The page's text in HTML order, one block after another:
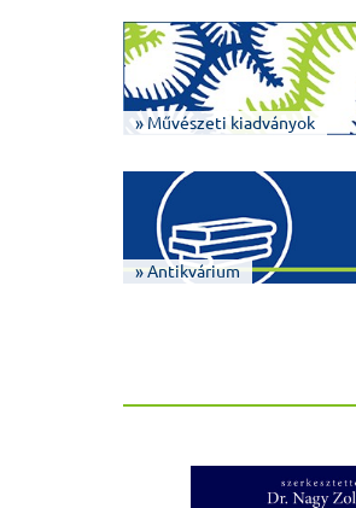
» Művészeti kiadványok
» Antikvárium